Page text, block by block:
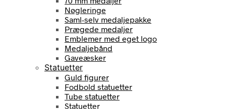
Nøgleringe
Saml-selv medaljepakke
Prægede medaljer
Emblemer med eget logo
Medaljebånd
Gaveæsker
Statuetter
Guld figurer
Fodbold statuetter
Tube statuetter
Statuetter